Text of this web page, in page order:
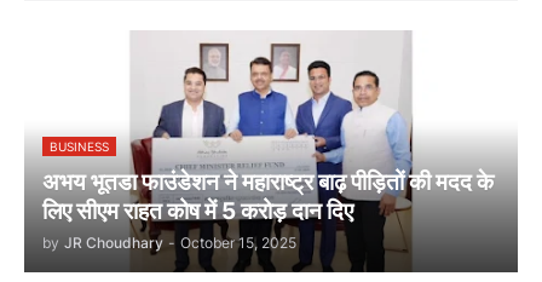
BUSINESS
अभय भूतडा फाउंडेशन ने महाराष्ट्र बाढ़ पीड़ितों की मदद के
लिए सीएम राहत कोष में 5 करोड़ दान दिए
by JR Choudhary - October 15, 2025